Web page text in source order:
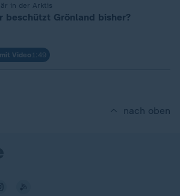
in der Arktis
beschützt Grönland bisher?
mit Video 1:49
nach oben